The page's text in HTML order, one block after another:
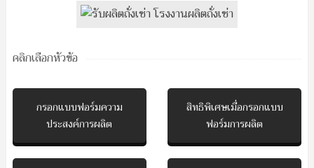
คลิกเลือกหัวข้อ
กรอกแบบฟอร์มความ
ประสงค์การผลิต
สิทธิพิเศษเมื่อกรอกแบบ
ฟอร์มการผลิต